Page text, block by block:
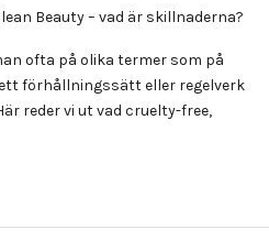
Beauty – vad är skillnaderna?
ofta på olika termer som på
förhållningssätt eller regelverk
reder vi ut vad cruelty-free,